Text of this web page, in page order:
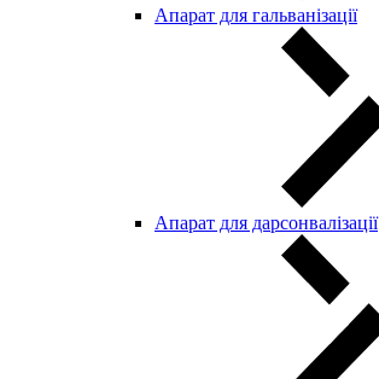
Апарат для гальванізації
Апарат для дарсонвалізації